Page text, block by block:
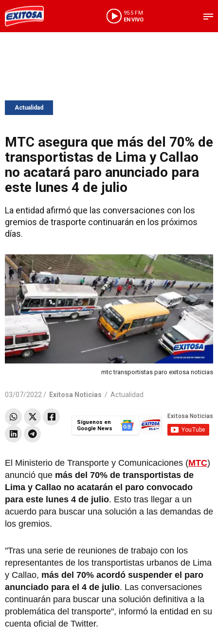
95.5 FM
EN VIVO
Actualidad
MTC asegura que más del 70% de
transportistas de Lima y Callao
no acatará paro anunciado para
este lunes 4 de julio
La entidad afirmó que las conversaciones con los
gremios de trasporte continuarán en los próximos
días.
mtc transportistas paro exitosa noticias
03/07/2022 / Exitosa Noticias / Actualidad
Síguenos en
Google News
El Ministerio de Transporte y Comunicaciones (MTC)
anunció que más del 70% de transportistas de
Lima y Callao no acatarán el paro convocado
para este lunes 4 de julio. Esto tras llegar a un
acuerdo para buscar una solución a las demandas de
los gremios.
"Tras una serie de reuniones de trabajo con los
representantes de los transportistas urbanos de Lima
y Callao, más del 70% acordó suspender el paro
anunciado para el 4 de julio. Las conversaciones
continuarán para buscar una solución definitiva a la
problemática del transporte", informó la entidad en su
cuenta oficial de Twitter.